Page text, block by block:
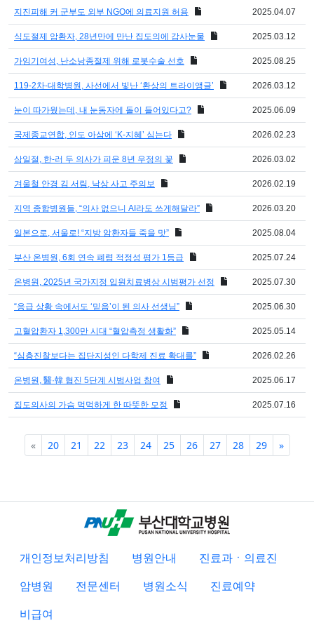
지진피해 커 군부도 외부 NGO에 의료지원 허용 2025.04.07
식도절제 암환자, 28년만에 만난 집도의에 감사눈물 2025.03.12
가임기여성, 난소낭종절제 위해 로봇수술 선호 2025.08.25
119-2차-대학병원, 사선에서 빛난 ‘환상의 트라이앵글’ 2026.03.12
눈이 따가웠는데, 내 눈동자에 돌이 들어있다고? 2025.06.09
국제종교연합, 인도 아삼에 ‘K-지혜’ 심는다 2026.02.23
삼일절, 한-러 두 의사가 피운 8년 우정의 꽃 2026.03.02
겨울철 안경 김 서림, 낙상 사고 주의보 2026.02.19
지역 종합병원들, “의사 없으니 AI라도 쓰게해달라” 2026.03.20
일본으로, 서울로! “지방 암환자들 죽을 맛” 2025.08.04
부산 온병원, 6회 연속 폐렴 적정성 평가 1등급 2025.07.24
온병원, 2025년 국가지정 입원치료병상 시범평가 선정 2025.07.30
“응급 상황 속에서도 ‘믿음’이 된 의사 선생님” 2025.06.30
고혈압환자 1,300만 시대 “혈압측정 생활화” 2025.05.14
“심층진찰보다는 집단지성인 다학제 진료 확대를” 2026.02.26
온병원, 醫·韓 협진 5단계 시범사업 참여 2025.06.17
집도의사의 가슴 먹먹하게 한 따뜻한 모정 2025.07.16
«Previous
20 21 22 23 24 25 26 27 28 29 »Next
개인정보처리방침 병원안내
진료과ㆍ의료진
암병원
전문센터 병원소식
진료예약
비급여